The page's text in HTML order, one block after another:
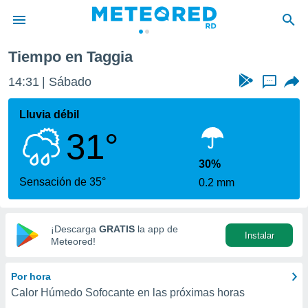
de
ha sido
para
que se
calidad.
a este
las
y
digital
basada
Tiempo en Taggia
14:31 Sábado ...
Lluvia débil
31°
Sensación de 35°
30%
0.2 mm
¡Descarga GRATIS la app de
Meteored!
Instalar
Por hora
Calor Húmedo Sofocante en las próximas horas